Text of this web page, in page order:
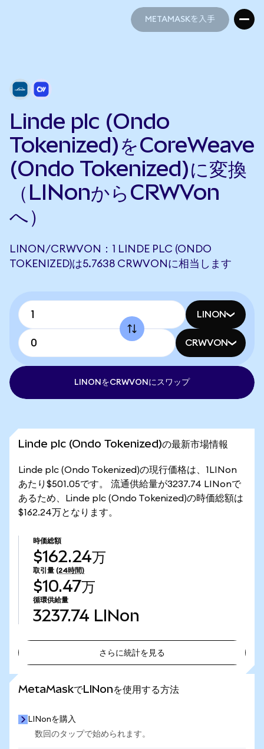
METAMASKを入手
Linde plc (Ondo
Tokenized)をCoreWeave
(Ondo Tokenized)に変換
（LINonからCRWVon
へ）
LINON/CRWVON：1 LINDE PLC (ONDO
TOKENIZED)は5.7638 CRWVONに相当します
LINON
CRWVON
LINONをCRWVONにスワップ
Linde plc (Ondo Tokenized)の最新市場情報
Linde plc (Ondo Tokenized)の現行価格は、1LINon
あたり$501.05です。 流通供給量が3237.74 LINonで
あるため、Linde plc (Ondo Tokenized)の時価総額は
$162.24万となります。
時価総額
$162.24万
取引量 (24時間)
$10.47万
循環供給量
3237.74 LINon
さらに統計を見る
MetaMaskでLINonを使用する方法
LINonを購入
数回のタップで始められます。